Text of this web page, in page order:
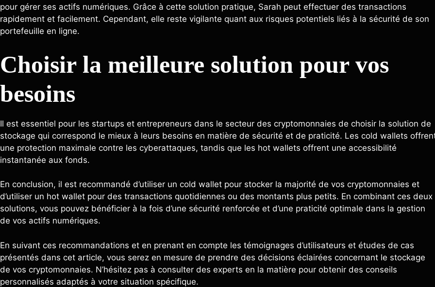
pour gérer ses actifs numériques. Grâce à cette solution pratique, Sarah peut effectuer des transactions
rapidement et facilement. Cependant, elle reste vigilante quant aux risques potentiels liés à la sécurité de son
portefeuille en ligne.
Choisir la meilleure solution pour vos
besoins
Il est essentiel pour les startups et entrepreneurs dans le secteur des cryptomonnaies de choisir la solution de
stockage qui correspond le mieux à leurs besoins en matière de sécurité et de praticité. Les cold wallets
une protection maximale contre les cyberattaques, tandis que les hot wallets offrent une accessibilité
instantanée aux fonds.
En conclusion, il est recommandé d’utiliser un cold wallet pour stocker la majorité de vos cryptomonnaies et
d’utiliser un hot wallet pour des transactions quotidiennes ou des montants plus petits. En combinant ces deux
solutions, vous pouvez bénéficier à la fois d’une sécurité renforcée et d’une praticité optimale dans la gestion
de vos actifs numériques.
En suivant ces recommandations et en prenant en compte les témoignages d’utilisateurs et études de cas
présentés dans cet article, vous serez en mesure de prendre des décisions éclairées concernant le stockage
de vos cryptomonnaies. N’hésitez pas à consulter des experts en la matière pour obtenir des conseils
personnalisés adaptés à votre situation spécifique.